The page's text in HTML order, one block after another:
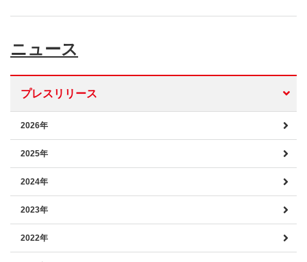
ニュース
プレスリリース
2026年
2025年
2024年
2023年
2022年